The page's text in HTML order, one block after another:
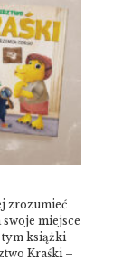
zrozumieć
miejsce
tym książki
Kraśki –